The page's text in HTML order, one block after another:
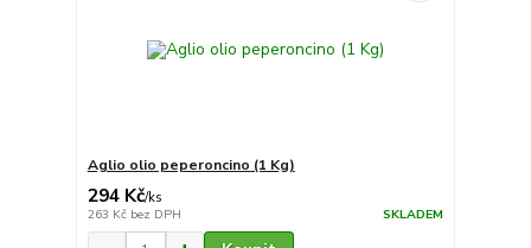
Aglio olio peperoncino (1 Kg)
294 Kč/ks
263 Kč bez DPH SKLADEM